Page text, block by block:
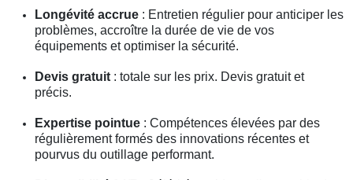
Longévité accrue : Entretien régulier pour anticiper les
problèmes, accroître la durée de vie de vos
équipements et optimiser la sécurité.
Devis gratuit : totale sur les prix. Devis gratuit et
précis.
Expertise pointue : Compétences élevées par des
régulièrement formés des innovations récentes et
pourvus du outillage performant.